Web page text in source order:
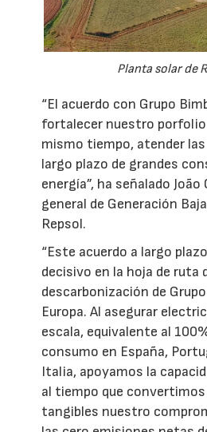
Planta solar de
“El acuerdo con Grupo
fortalecer nuestro porfolio
mismo tiempo, atender las
largo plazo de grandes
energía”, ha señalado
general de Generación
Repsol.
“Este acuerdo a largo
decisivo en la hoja de ruta
descarbonización de
Europa. Al asegurar
escala, equivalente al
consumo en España,
Italia, apoyamos la
al tiempo que
tangibles nuestro